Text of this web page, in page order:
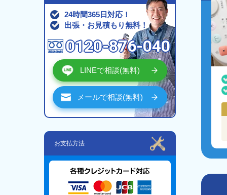
24時間365日対応！
出張・お見積もり無料！
0120-876-040
LINEで相談(無料)
メールで相談(無料)
お支払方法